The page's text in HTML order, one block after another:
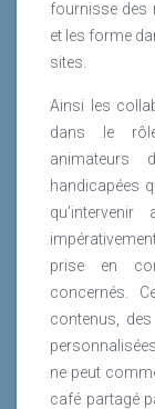
fournisse des
et les forme
sites.
Ainsi les
dans le rôle
animateurs
handicapées
prise en
concernés.
contenus,
ne peut
café partagé